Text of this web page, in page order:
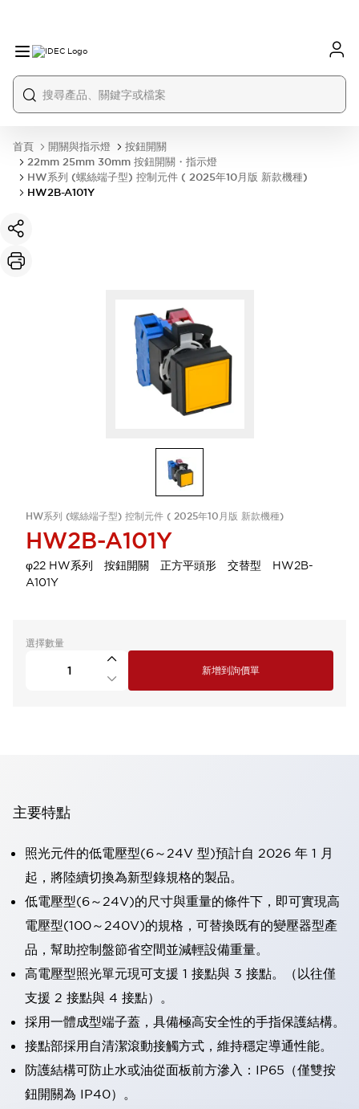
首頁 開關與指示燈
按鈕開關
22mm 25mm 30mm 按鈕開關・指示燈
HW系列 (螺絲端子型) 控制元件 ( 2025年10月版 新款機種)
HW2B-A101Y
HW系列 (螺絲端子型) 控制元件 ( 2025年10月版 新款機種)
HW2B-A101Y
φ22 HW系列 按鈕開關 正方平頭形 交替型 HW2B-
A101Y
選擇數量
新增到詢價單
主要特點
照光元件的低電壓型(6～24V 型)預計自 2026 年 1 月
起，將陸續切換為新型錄規格的製品。
低電壓型(6～24V)的尺寸與重量的條件下，即可實現高
電壓型(100～240V)的規格，可替換既有的變壓器型產
品，幫助控制盤節省空間並減輕設備重量。
高電壓型照光單元現可支援 1 接點與 3 接點。（以往僅
支援 2 接點與 4 接點）。
採用一體成型端子蓋，具備極高安全性的手指保護結構。
接點部採用自清潔滾動接觸方式，維持穩定導通性能。
防護結構可防止水或油從面板前方滲入：IP65（僅雙按
鈕開關為 IP40）。